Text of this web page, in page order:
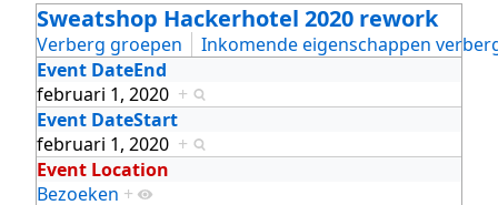
Sweatshop Hackerhotel 2020 rework
Verberg groepen
Inkomende eigenschappen
Event DateEnd
februari 1, 2020 +
Event DateStart
februari 1, 2020 +
Event Location
Bezoeken +